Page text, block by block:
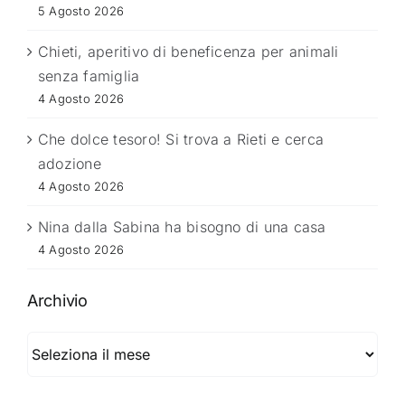
5 Agosto 2026
Chieti, aperitivo di beneficenza per animali
senza famiglia
4 Agosto 2026
Che dolce tesoro! Si trova a Rieti e cerca
adozione
4 Agosto 2026
Nina dalla Sabina ha bisogno di una casa
4 Agosto 2026
Archivio